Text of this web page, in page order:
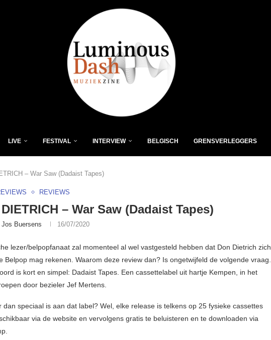
LIVE FESTIVAL INTERVIEW BELGISCH GRENSVERLEGGERS
– War Saw (Dadaist Tapes)
REVIEWS
– War Saw (Dadaist Tapes)
Jos Buersens 16/07/2020
lezer/belpopfanaat zal momenteel al wel vastgesteld hebben dat Don Dietrich zich
Belpop mag rekenen. Waarom deze review dan? Is ongetwijfeld de volgende vraag.
is kort en simpel: Dadaist Tapes. Een cassettelabel uit hartje Kempen, in het
door bezieler Jef Mertens.
dan speciaal is aan dat label? Wel, elke release is telkens op 25 fysieke cassettes
via de website en vervolgens gratis te beluisteren en te downloaden via